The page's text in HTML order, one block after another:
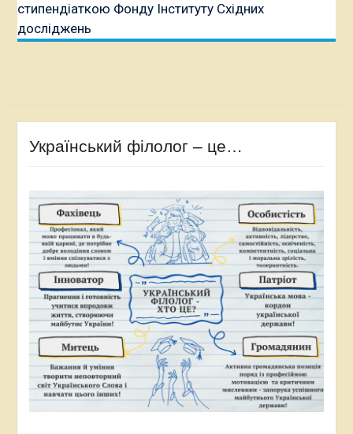
стипендіаткою Фонду Інституту Східних
досліджень
Український філолог – це…